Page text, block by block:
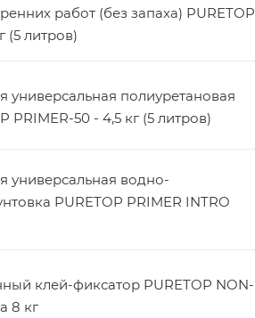
работ (без запаха) PURETOP
(5 литров)
полиуретановая
PRIMER-50 - 4,5 кг (5 литров)
универсальная водно-
PURETOP PRIMER INTRO
клей-фиксатор PURETOP NON-
8 кг